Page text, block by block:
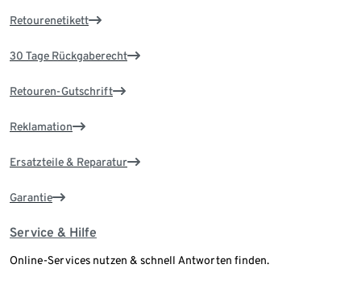
Retourenetikett
30 Tage Rückgaberecht
Retouren-Gutschrift
Reklamation
Ersatzteile & Reparatur
Garantie
Service & Hilfe
Online-Services nutzen & schnell Antworten finden.